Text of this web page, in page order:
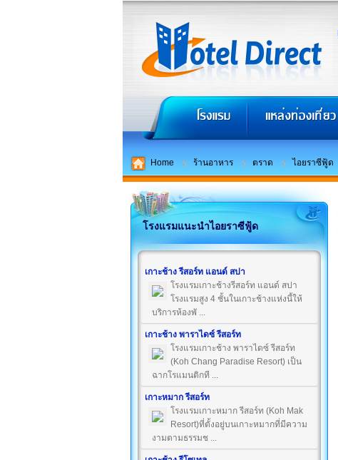
Home ร้านอาหาร ตราด ไอยราซีฟู้ด
โรงแรมแนะนำไอยราซีฟู้ด
เกาะช้าง รีสอร์ท แอนด์ สปา
โรงแรมเกาะช้างรีสอร์ท แอนด์ สปา
โรงแรมสูง 4 ชั้นในเกาะช้างแห่งนี้ให้
บริการห้องพั ...
เกาะช้าง พาราไดซ์ รีสอร์ท
โรงแรมเกาะช้าง พาราไดซ์ รีสอร์ท
(Koh Chang Paradise Resort) เป็น
ฉากโรแมนติกที ...
เกาะหมาก รีสอร์ท
โรงแรมเกาะหมาก รีสอร์ท (Koh Mak
Resort)ที่ตั้งอยู่บนเกาะหมากที่มีความ
งามตามธรรมช ...